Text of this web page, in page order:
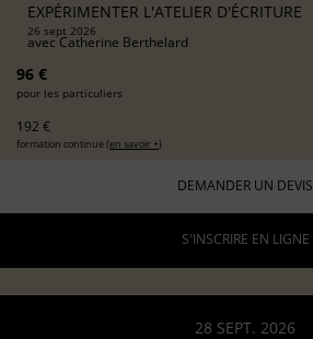
EXPÉRIMENTER L'ATELIER D'ÉCRITURE
26 sept 2026
avecCatherine Berthelard
96 €
pour les particuliers
192 €
formation continue (en savoir +)
DEMANDER UN DEVIS
S'INSCRIRE EN LIGNE
28 SEPT. 2026